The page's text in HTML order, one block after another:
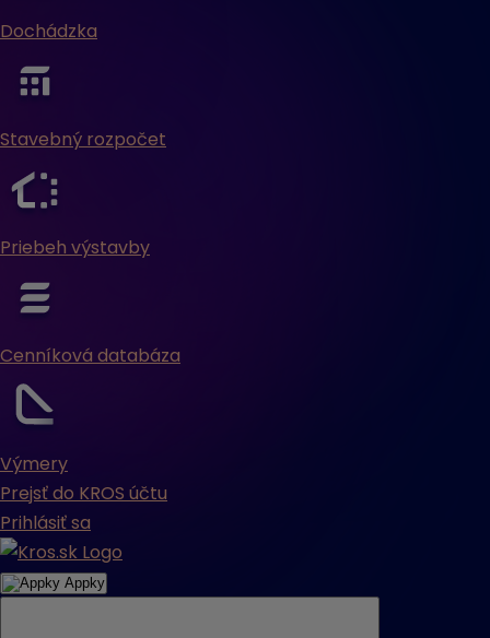
Dochádzka
Stavebný rozpočet
Priebeh výstavby
Cenníková databáza
Výmery
Prejsť do KROS účtu
Prihlásiť sa
Appky